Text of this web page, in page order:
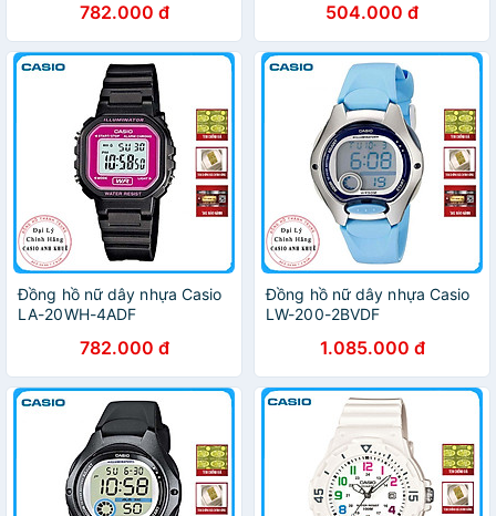
782.000 đ 504.000 đ
Đồng hồ nữ dây nhựa Casio
LA-20WH-4ADF
782.000 đ
Đồng hồ nữ dây nhựa Casio
LW-200-2BVDF
1.085.000 đ